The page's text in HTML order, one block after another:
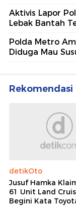
Aktivis Lapor
Lebak Bantah
Polda Metro
Diduga Mau
Rekomendasi
detikOto
Jusuf Hamka
61 Unit Land
Begini Kata